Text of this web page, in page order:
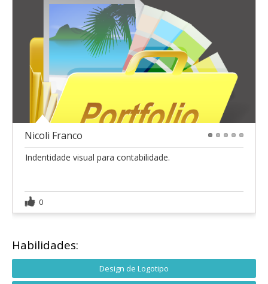
Nicoli Franco
Indentidade visual para contabilidade.
0
Habilidades:
Design de Logotipo